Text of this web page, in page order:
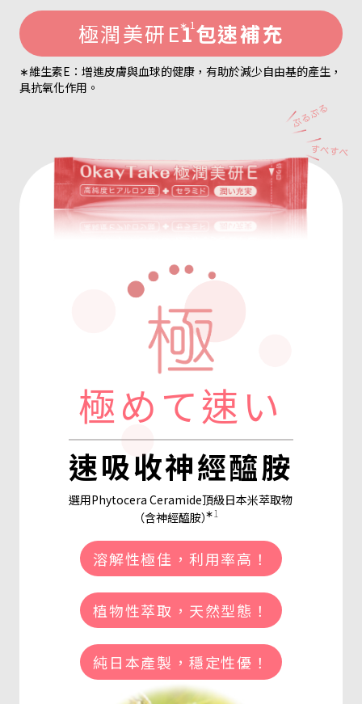
極潤美研E∗1
1包速補充
∗維生素E：增進皮膚與血球的健康，有助於減少自由基的產生，
具抗氧化作用。
極めて速い
速吸收神經醯胺
選用Phytocera Ceramide頂級日本米萃取物
（含神經醯胺）
∗1
溶解性極佳，利用率高！
植物性萃取，天然型態！
純日本產製，穩定性優！